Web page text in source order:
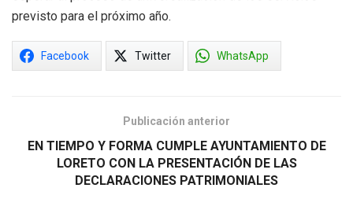
previsto para el próximo año.
Facebook Twitter WhatsApp
Publicación anterior
EN TIEMPO Y FORMA CUMPLE AYUNTAMIENTO DE
LORETO CON LA PRESENTACIÓN DE LAS
DECLARACIONES PATRIMONIALES